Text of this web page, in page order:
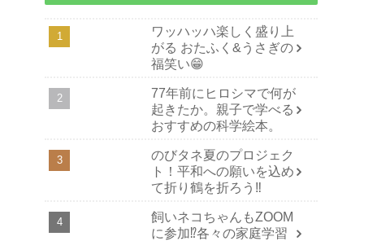
ワッハッハ楽しく盛り上
がる おたふく&うさぎの
福笑い😁
77年前にヒロシマで何が
起きたか。親子で学べる
おすすめの科学絵本。
のびタネ夏のプロジェク
ト！平和への願いを込め
て折り鶴を折ろう‼️
飼いネコちゃんもZOOM
に参加⁉️各々の家庭学習